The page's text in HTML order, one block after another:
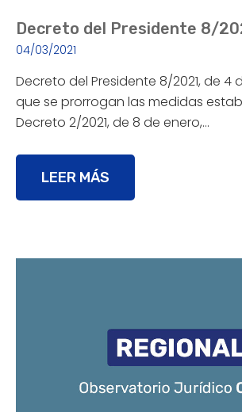
Decreto del Presidente 8/
04/03/2021
Decreto del Presidente 8/2021, de 4
que se prorrogan las medidas
Decreto 2/2021, de 8 de enero,…
LEER MÁS